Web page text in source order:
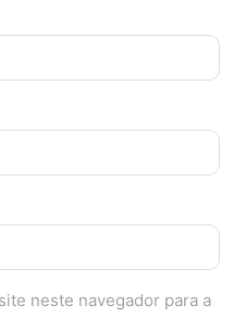
neste navegador para a